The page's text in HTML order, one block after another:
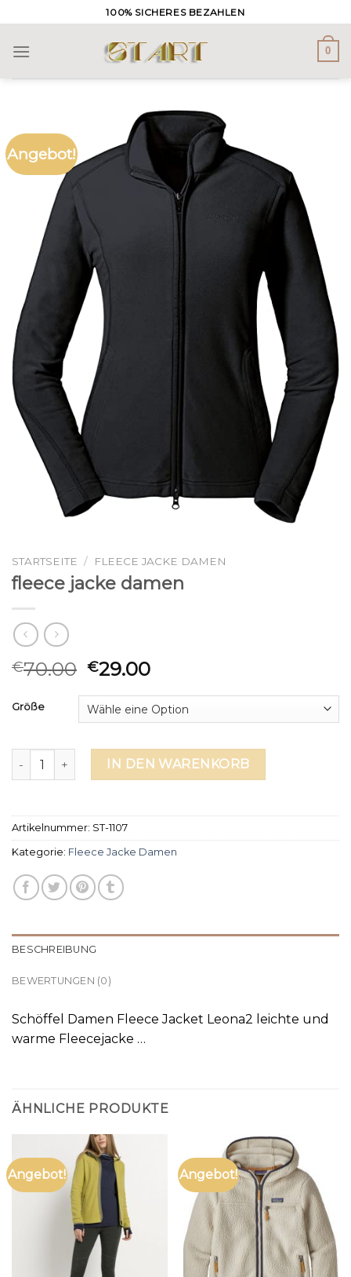
to
content
100% SICHERES BEZAHLEN
0
Angebot!
STARTSEITE / FLEECE JACKE DAMEN
fleece jacke damen
€70.00 €29.00
Größe
fleece jacke damen MengeIN DEN WARENKORB
Artikelnummer: ST-1107
Kategorie: Fleece Jacke Damen
BESCHREIBUNG
BEWERTUNGEN (0)
Schöffel Damen Fleece Jacket Leona2 leichte und
warme Fleecejacke …
ÄHNLICHE PRODUKTE
Angebot! Angebot!